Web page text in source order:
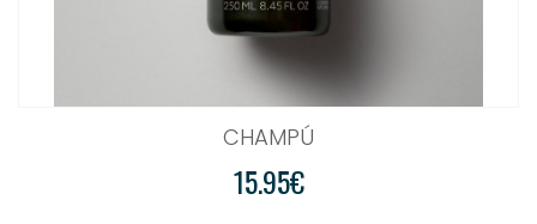
CHAMPÚ
15.95€